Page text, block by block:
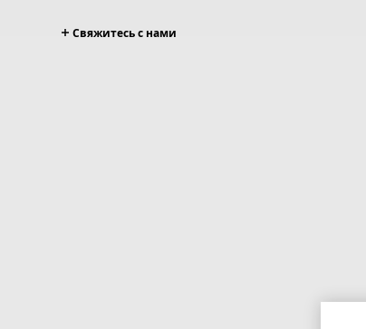
Свяжитесь с нами